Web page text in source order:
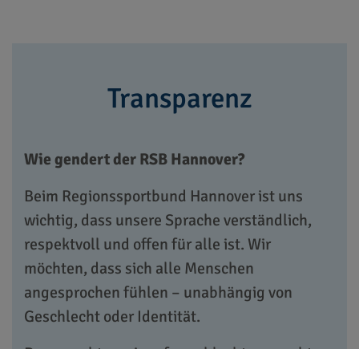
Transparenz
Wie gendert der RSB Hannover?
Beim Regionssportbund Hannover ist uns
wichtig, dass unsere Sprache verständlich,
respektvoll und offen für alle ist. Wir
möchten, dass sich alle Menschen
angesprochen fühlen – unabhängig von
Geschlecht oder Identität.